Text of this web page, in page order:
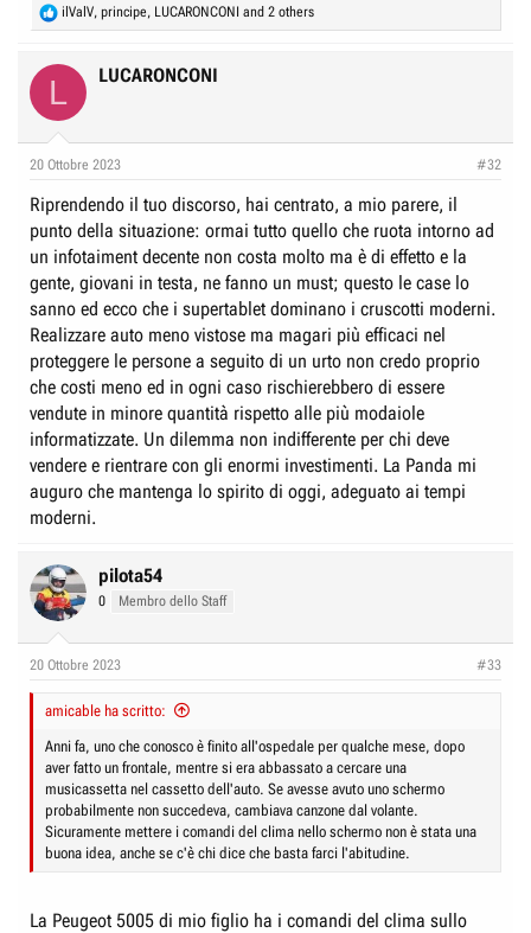
R
e
s
ilValV, principe, LUCARONCONI and 2 others
L LUCARONCONI
20 Ottobre 2023 #32
Riprendendo il tuo discorso, hai centrato, a mio parere, il
punto della situazione: ormai tutto quello che ruota intorno ad
un infotaiment decente non costa molto ma è di effetto e la
gente, giovani in testa, ne fanno un must; questo le case lo
sanno ed ecco che i supertablet dominano i cruscotti moderni.
Realizzare auto meno vistose ma magari più efficaci nel
proteggere le persone a seguito di un urto non credo proprio
che costi meno ed in ogni caso rischierebbero di essere
vendute in minore quantità rispetto alle più modaiole
informatizzate. Un dilemma non indifferente per chi deve
vendere e rientrare con gli enormi investimenti. La Panda mi
auguro che mantenga lo spirito di oggi, adeguato ai tempi
moderni.
pilota54
0 Membro dello Staff
20 Ottobre 2023 #33
amicable ha scritto:
Anni fa, uno che conosco è finito all'ospedale per qualche mese, dopo
aver fatto un frontale, mentre si era abbassato a cercare una
musicassetta nel cassetto dell'auto. Se avesse avuto uno schermo
probabilmente non succedeva, cambiava canzone dal volante.
Sicuramente mettere i comandi del clima nello schermo non è stata una
buona idea, anche se c'è chi dice che basta farci l'abitudine.
La Peugeot 5005 di mio figlio ha i comandi del clima sullo